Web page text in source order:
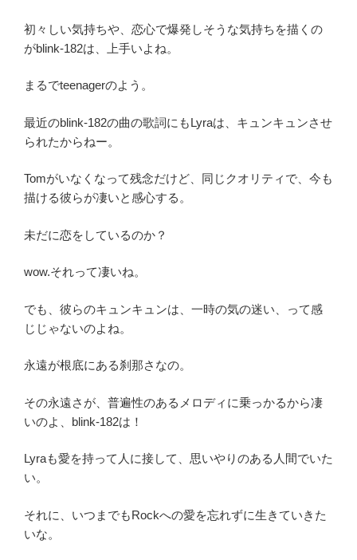
初々しい気持ちや、恋心で爆発しそうな気持ちを描くの
がblink-182は、上手いよね。
まるでteenagerのよう。
最近のblink-182の曲の歌詞にもLyraは、キュンキュンさせ
られたからねー。
Tomがいなくなって残念だけど、同じクオリティで、今も
描ける彼らが凄いと感心する。
未だに恋をしているのか？
wow.それって凄いね。
でも、彼らのキュンキュンは、一時の気の迷い、って感
じじゃないのよね。
永遠が根底にある刹那さなの。
その永遠さが、普遍性のあるメロディに乗っかるから凄
いのよ、blink-182は！
Lyraも愛を持って人に接して、思いやりのある人間でいた
い。
それに、いつまでもRockへの愛を忘れずに生きていきた
いな。